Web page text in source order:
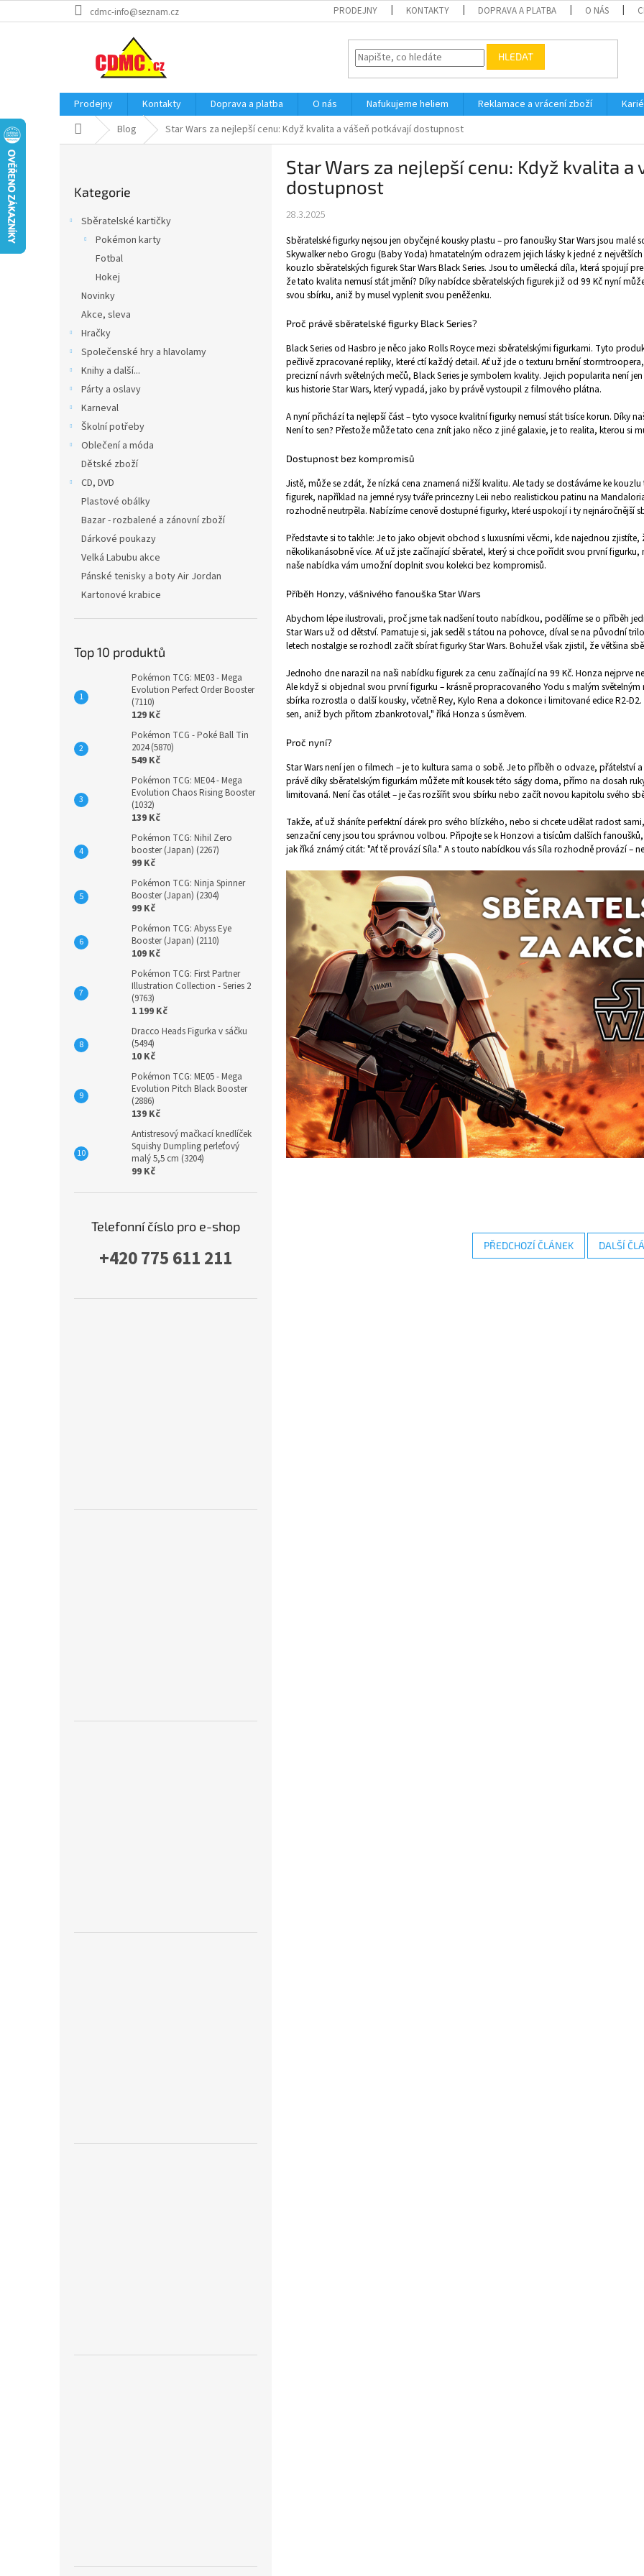
na
cdmc-info@seznam.cz PRODEJNY KONTAKTY DOPRAVA A PLATBA O NÁS
HLEDAT
Prodejny Kontakty Doprava a platba O nás Nafukujeme heliem Reklamace a vrácení zboží
Domů Blog Star Wars za nejlepší cenu: Když kvalita a vášeň potkávají dostupnost
kategorie
Kategorie
Sběratelské kartičky
Pokémon karty
Fotbal
Hokej
Novinky
Akce, sleva
Hračky
Společenské hry a hlavolamy
Knihy a další...
Párty a oslavy
Karneval
Školní potřeby
Oblečení a móda
Dětské zboží
CD, DVD
Plastové obálky
Bazar - rozbalené a zánovní zboží
Dárkové poukazy
Velká Labubu akce
Pánské tenisky a boty Air Jordan
Kartonové krabice
Top 10 produktů
Pokémon TCG: ME03 - Mega
Evolution Perfect Order Booster
(7110)
129 Kč
Pokémon TCG - Poké Ball Tin
2024 (5870)
549 Kč
Pokémon TCG: ME04 - Mega
Evolution Chaos Rising Booster
(1032)
139 Kč
Pokémon TCG: Nihil Zero
booster (Japan) (2267)
99 Kč
Pokémon TCG: Ninja Spinner
Booster (Japan) (2304)
99 Kč
Pokémon TCG: Abyss Eye
Booster (Japan) (2110)
109 Kč
Pokémon TCG: First Partner
Illustration Collection - Series 2
(9763)
1 199 Kč
Dracco Heads Figurka v sáčku
(5494)
10 Kč
Pokémon TCG: ME05 - Mega
Evolution Pitch Black Booster
(2886)
139 Kč
Antistresový mačkací knedlíček
Squishy Dumpling perleťový
malý 5,5 cm (3204)
99 Kč
Telefonní číslo pro e-shop
+420 775 611 211
Star Wars za nejlepší cenu: Když kvalita a
dostupnost
28.3.2025
Sběratelské figurky nejsou jen obyčejné kousky plastu – pro fanoušky Star Wars jsou malé
Skywalker nebo Grogu (Baby Yoda) hmatatelným odrazem jejich lásky k jedné z
kouzlo sběratelských figurek Star Wars Black Series. Jsou to umělecká díla, která spojují
že tato kvalita nemusí stát jmění? Díky nabídce sběratelských figurek již od 99 Kč nyní
svou sbírku, aniž by musel vyplenit svou peněženku.
Proč právě sběratelské figurky Black Series?
Black Series od Hasbro je něco jako Rolls Royce mezi sběratelskými figurkami. Tyto
pečlivě zpracované repliky, které ctí každý detail. Ať už jde o texturu brnění
precizní návrh světelných mečů, Black Series je symbolem kvality. Jejich popularita není
kus historie Star Wars, který vypadá, jako by právě vystoupil z filmového plátna.
A nyní přichází ta nejlepší část – tyto vysoce kvalitní figurky nemusí stát tisíce korun. Díky
Není to sen? Přestože může tato cena znít jako něco z jiné galaxie, je to realita, kterou si
Dostupnost bez kompromisů
Jistě, může se zdát, že nízká cena znamená nižší kvalitu. Ale tady se dostáváme ke
figurek, například na jemné rysy tváře princezny Leii nebo realistickou patinu na
rozhodně neutrpěla. Nabízíme cenově dostupné figurky, které uspokojí i ty nejnáročnější
Představte si to takhle: Je to jako objevit obchod s luxusními věcmi, kde najednou
několikanásobně více. Ať už jste začínající sběratel, který si chce pořídit svou první
naše nabídka vám umožní doplnit svou kolekci bez kompromisů.
Příběh Honzy, vášnivého fanouška Star Wars
Abychom lépe ilustrovali, proč jsme tak nadšení touto nabídkou, podělíme se o příběh
Star Wars už od dětství. Pamatuje si, jak seděl s tátou na pohovce, díval se na původní
letech nostalgie se rozhodl začít sbírat figurky Star Wars. Bohužel však zjistil, že většina
Jednoho dne narazil na naši nabídku figurek za cenu začínající na 99 Kč. Honza nejprve
Ale když si objednal svou první figurku – krásně propracovaného Yodu s malým
sbírka rozrostla o další kousky, včetně Rey, Kylo Rena a dokonce i limitované edice R2-
sen, aniž bych přitom zbankrotoval," říká Honza s úsměvem.
Proč nyní?
Star Wars není jen o filmech – je to kultura sama o sobě. Je to příběh o odvaze, přátelství
právě díky sběratelským figurkám můžete mít kousek této ságy doma, přímo na dosah
limitovaná. Není čas otálet – je čas rozšířit svou sbírku nebo začít novou kapitolu svého
Takže, ať už sháníte perfektní dárek pro svého blízkého, nebo si chcete udělat radost
senzační ceny jsou tou správnou volbou. Připojte se k Honzovi a tisícům dalších
jak říká známý citát: "Ať tě provází Síla." A s touto nabídkou vás Síla rozhodně provází –
PŘEDCHOZÍ ČLÁNEK DALŠÍ